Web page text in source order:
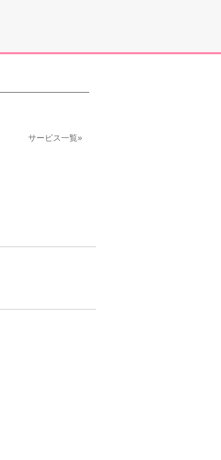
サービス一覧»